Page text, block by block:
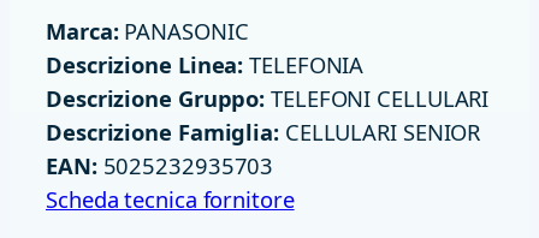
L
U
L
A
R
E
S
Marca:PANASONIC
Descrizione Linea: TELEFONIA
Descrizione Gruppo: TELEFONI CELLULARI
Descrizione Famiglia:CELLULARI SENIOR
EAN:5025232935703
Scheda tecnica fornitore